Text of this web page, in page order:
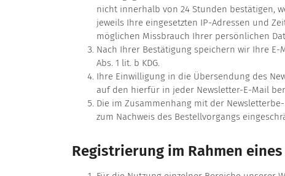
nicht innerhalb von 24 Stunden bestätigen,
jeweils Ihre eingesetzten IP-Adressen und
möglichen Missbrauch Ihrer persönlichen
Nach Ihrer Bestätigung speichern wir Ihre E-
Abs. 1 lit. b KDG.
Ihre Einwilligung in die Übersendung des
auf den hierfür in jeder Newsletter-E-Mail
Die im Zusammenhang mit der
zum Nachweis des Bestellvorgangs
Registrierung im Rahmen